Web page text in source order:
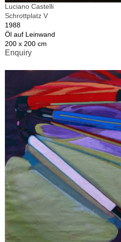
Luciano Castelli
Schrottplatz V
1988
Öl auf Leinwand
200 x 200 cm
Enquiry